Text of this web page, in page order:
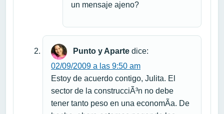
un mensaje ajeno?
Punto y Aparte dice:
02/09/2009 a las 9:50 am
Estoy de acuerdo contigo, Julita. El
sector de la construcciÃ³n no debe
tener tanto peso en una economÃ­a. De